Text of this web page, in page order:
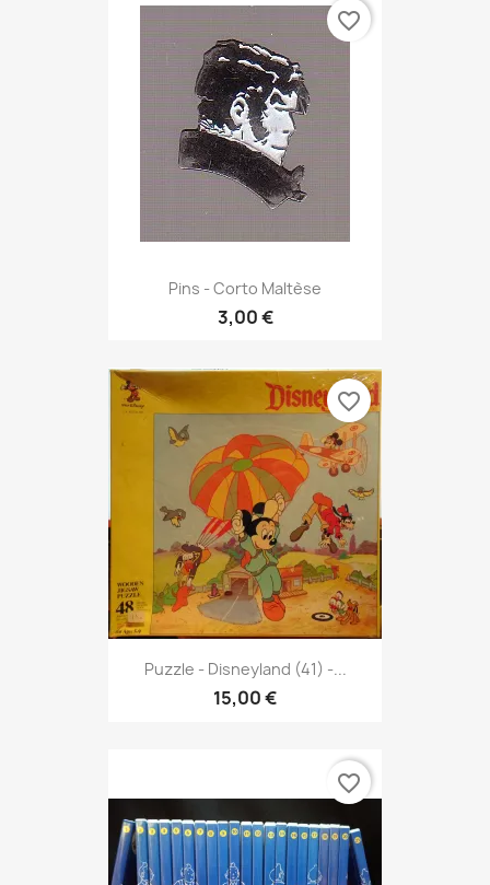
Pins - Corto Maltèse
3,00 €
favorite_border
Puzzle - Disneyland (41) -...
15,00 €
favorite_border
favorite_border